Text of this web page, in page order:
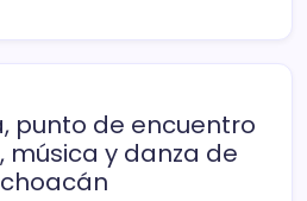
punto de encuentro
música y danza de